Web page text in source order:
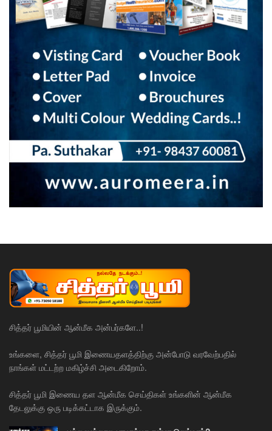
சித்தர் பூமியின் ஆன்மீக அன்பர்களே..!
உங்களை, சித்தர் பூமி இணையதளத்திற்கு அன்போடு வரவேற்பதில்
நாங்கள் மட்டற்ற மகிழ்ச்சி அடைகிறோம்.
சித்தர் பூமி இணைய தள ஆன்மீக செய்திகள் உங்களின் ஆன்மீக
தேடலுக்கு ஒரு படிக்கட்டாக இருக்கும்.